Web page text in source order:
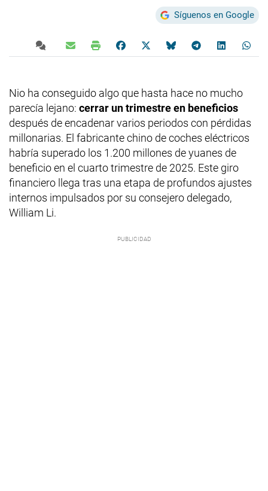
Síguenos en Google
Nio ha conseguido algo que hasta hace no mucho
parecía lejano: cerrar un trimestre en beneficios
después de encadenar varios periodos con pérdidas
millonarias. El fabricante chino de coches eléctricos
habría superado los 1.200 millones de yuanes de
beneficio en el cuarto trimestre de 2025. Este giro
financiero llega tras una etapa de profundos ajustes
internos impulsados por su consejero delegado,
William Li.